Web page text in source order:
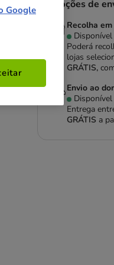
Opções de
Recolha
Disponível
Poderá
lojas
GRÁTIS,
Envio ao
Disponível
Entrega
GRÁTIS a
Google